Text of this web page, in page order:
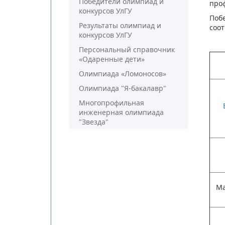
конкурсов УлГУ
Результаты олимпиад и
конкурсов УлГУ
Персональный справочник
«Одаренные дети»
Олимпиада «Ломоносов»
Олимпиада "Я-бакалавр"
Многопрофильная
инженерная олимпиада
"Звезда"